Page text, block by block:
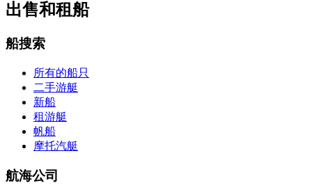
出售和租船
船搜索
所有的船只
二手游艇
新船
租游艇
帆船
摩托汽艇
航海公司